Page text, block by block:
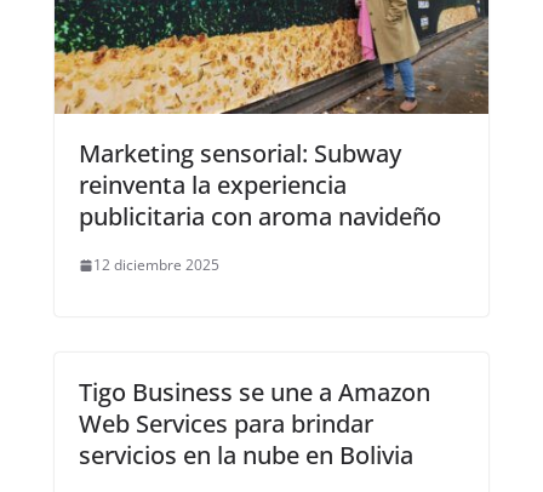
Marketing sensorial: Subway
reinventa la experiencia
publicitaria con aroma navideño
12 diciembre 2025
Tigo Business se une a Amazon
Web Services para brindar
servicios en la nube en Bolivia